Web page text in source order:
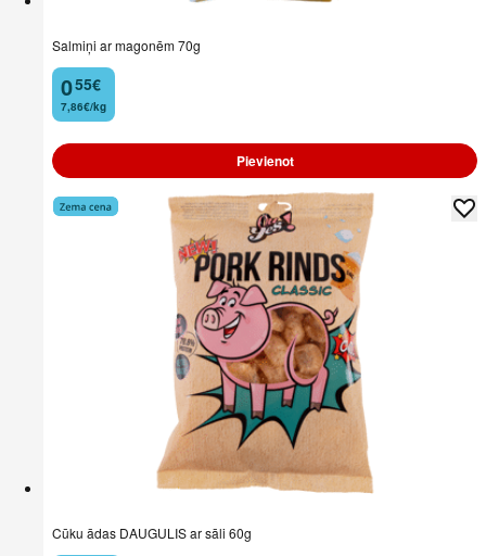
Salmiņi ar magonēm 70g
0
. 55€
7,86€/kg
Pievienot
Cūku ādas DAUGULIS ar sāli 60g